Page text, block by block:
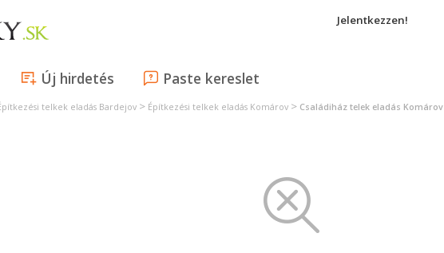
Jelentkezzen!
Új hirdetés Paste kereslet
telkek eladás Bardejov > Építkezési telkek eladás Komárov > Családiház telek eladás Komárov